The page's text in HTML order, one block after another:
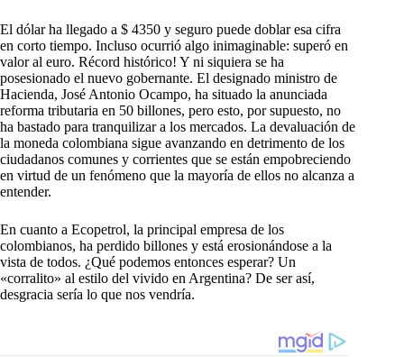
El dólar ha llegado a $ 4350 y seguro puede doblar esa cifra
en corto tiempo. Incluso ocurrió algo inimaginable: superó en
valor al euro. Récord histórico! Y ni siquiera se ha
posesionado el nuevo gobernante. El designado ministro de
Hacienda, José Antonio Ocampo, ha situado la anunciada
reforma tributaria en 50 billones, pero esto, por supuesto, no
ha bastado para tranquilizar a los mercados. La devaluación de
la moneda colombiana sigue avanzando en detrimento de los
ciudadanos comunes y corrientes que se están empobreciendo
en virtud de un fenómeno que la mayoría de ellos no alcanza a
entender.
En cuanto a Ecopetrol, la principal empresa de los
colombianos, ha perdido billones y está erosionándose a la
vista de todos. ¿Qué podemos entonces esperar? Un
«corralito» al estilo del vivido en Argentina? De ser así,
desgracia sería lo que nos vendría.